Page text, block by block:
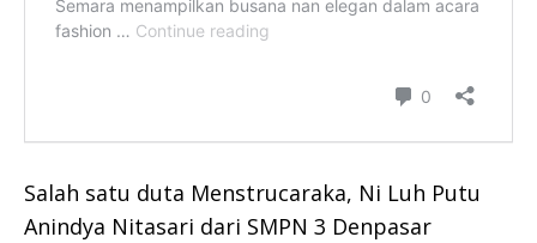
Salah satu duta Menstrucaraka, Ni Luh Putu
Anindya Nitasari dari SMPN 3 Denpasar